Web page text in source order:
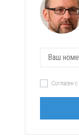
Согласен с